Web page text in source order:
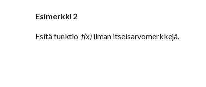
Esimerkki 2
Esitä funktio f(x)ilman itseisarvomerkkejä.